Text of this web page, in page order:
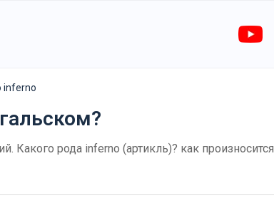
inferno
Какого рода inferno (артикль)? как